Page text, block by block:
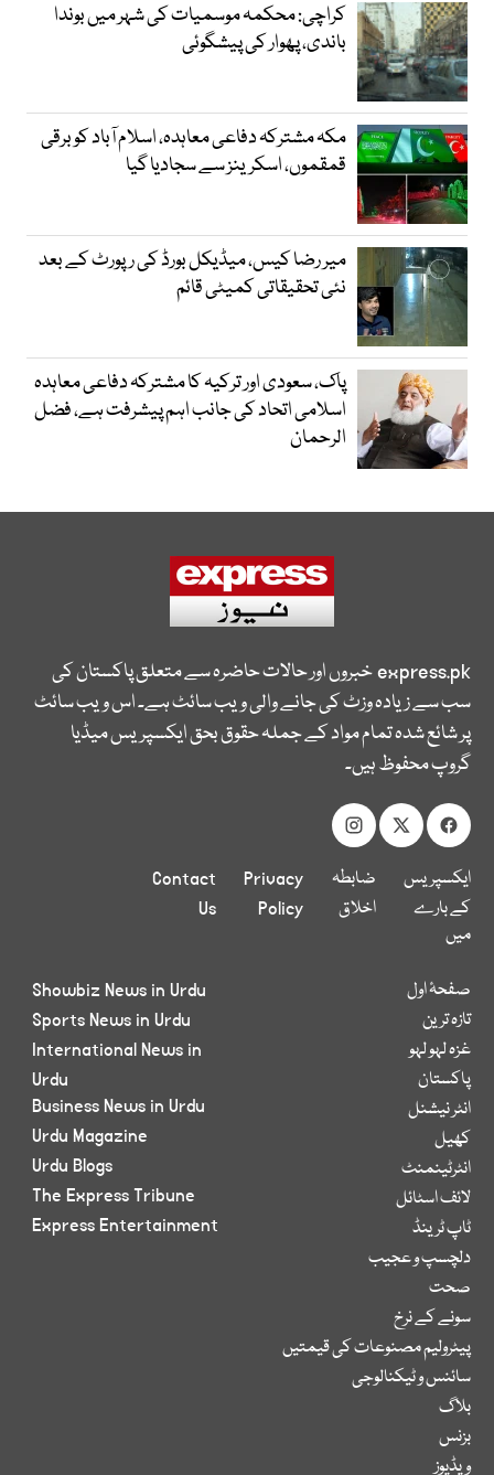
کراچی: محکمہ موسمیات کی شہر میں بوندا
باندی، پھوار کی پیشگوئی
مکہ مشترکہ دفاعی معاہدہ، اسلام آباد کو برقی
قمقموں، اسکرینز سے سجادیا گیا
میر رضا کیس، میڈیکل بورڈ کی رپورٹ کے بعد
نئی تحقیقاتی کمیٹی قائم
پاک، سعودی اور ترکیہ کا مشترکہ دفاعی معاہدہ
اسلامی اتحاد کی جانب اہم پیشرفت ہے، فضل
الرحمان
express.pkخبروں اور حالات حاضرہ سے متعلق پاکستان کی
سب سے زیادہ وزٹ کی جانے والی ویب سائٹ ہے۔ اس ویب سائٹ
پر شائع شدہ تمام مواد کے جملہ حقوق بحق ایکسپریس میڈیا
گروپ محفوظ ہیں۔
ایکسپریس
کے بارے
میں
ضابطہ
اخلاق
Privacy
Policy
Contact
Us
صفحۂ اول
تازہ ترین
غزہ لہو لہو
پاکستان
انٹر نیشنل
کھیل
انٹرٹینمنٹ
لائف اسٹائل
ٹاپ ٹرینڈ
دلچسپ و عجیب
صحت
سونے کے نرخ
پیٹرولیم مصنوعات کی قیمتیں
سائنس و ٹیکنالوجی
بلاگ
بزنس
ویڈیوز
Showbiz News in Urdu
Sports News in Urdu
International News in
Urdu
Business News in Urdu
Urdu Magazine
Urdu Blogs
The Express Tribune
Express Entertainment